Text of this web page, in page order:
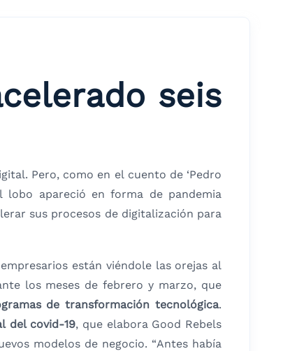
seis
Pero, como en el cuento de ‘Pedro
apareció en forma de pandemia
sus procesos de digitalización para
están viéndole las orejas al
los meses de febrero y marzo, que
de transformación tecnológica.
del covid-19, que elabora Good Rebels
modelos de negocio. “Antes había